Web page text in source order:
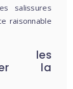
salissures
raisonnable
les
la